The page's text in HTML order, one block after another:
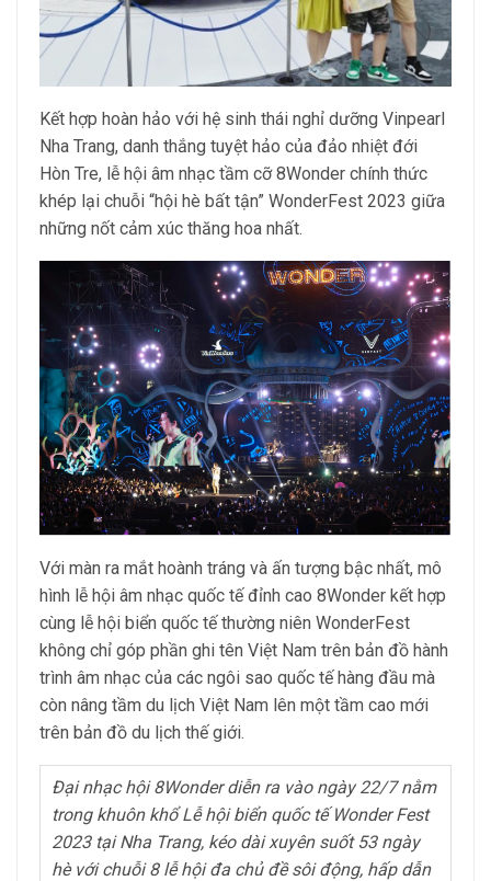
Kết hợp hoàn hảo với hệ sinh thái nghỉ dưỡng Vinpearl
Nha Trang, danh thắng tuyệt hảo của đảo nhiệt đới
Hòn Tre, lễ hội âm nhạc tầm cỡ 8Wonder chính thức
khép lại chuỗi “hội hè bất tận” WonderFest 2023 giữa
những nốt cảm xúc thăng hoa nhất.
Với màn ra mắt hoành tráng và ấn tượng bậc nhất, mô
hình lễ hội âm nhạc quốc tế đỉnh cao 8Wonder kết hợp
cùng lễ hội biển quốc tế thường niên WonderFest
không chỉ góp phần ghi tên Việt Nam trên bản đồ hành
trình âm nhạc của các ngôi sao quốc tế hàng đầu mà
còn nâng tầm du lịch Việt Nam lên một tầm cao mới
trên bản đồ du lịch thế giới.
Đại nhạc hội 8Wonder diễn ra vào ngày 22/7 nằm
trong khuôn khổ Lễ hội biển quốc tế Wonder Fest
2023 tại Nha Trang, kéo dài xuyên suốt 53 ngày
hè với chuỗi 8 lễ hội đa chủ đề sôi động, hấp dẫn